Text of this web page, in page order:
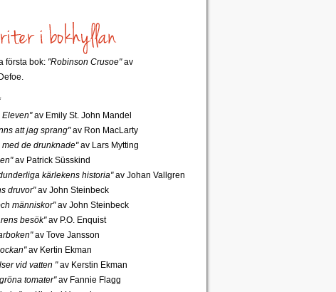
första bok: "Robinson Crusoe"av
Eleven"av Emily St. John Mandel
att jag sprang"av Ron MacLarty
med de drunknade"av Lars Mytting
av Patrick Süsskind
kärlekens historia"av Johan Vallgren
druvor"av John Steinbeck
människor"av John Steinbeck
besök"av P.O. Enquist
av Tove Jansson
av Kertin Ekman
vid vatten "av Kerstin Ekman
tomater"av Fannie Flagg